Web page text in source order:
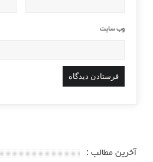
وب‌ سایت
آخرین مطالب :